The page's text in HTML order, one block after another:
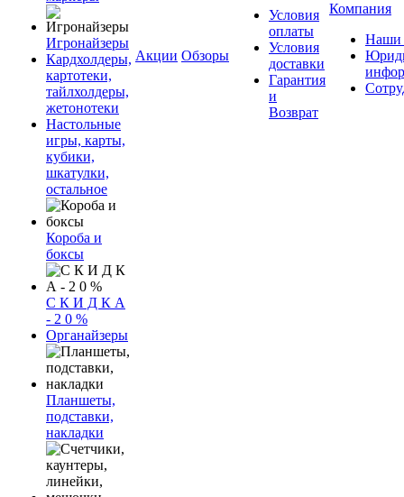
Игронайзеры
Кардхолдеры,
картотеки,
тайлхолдеры,
жетонотеки
Настольные
игры, карты,
кубики,
шкатулки,
остальное
Короба и
боксы
С К И Д К А
- 2 0 %
Органайзеры
Планшеты,
подставки,
накладки
Акции Обзоры
Условия
оплаты
Условия
доставки
Гарантия
и
Возврат
Компания
Наши